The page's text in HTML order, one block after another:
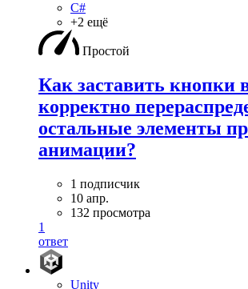
C#
+2 ещё
Простой
Как заставить кнопки
корректно
остальные элементы
анимации?
1 подписчик
10 апр.
132 просмотра
1
ответ
Unity